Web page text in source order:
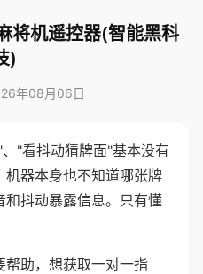
将机遥控器(智能黑科
)
年08月06日
"看抖动猜牌面"基本没有
器本身也不知道哪张牌
和抖动暴露信息。只有懂
帮助，想获取一对一指